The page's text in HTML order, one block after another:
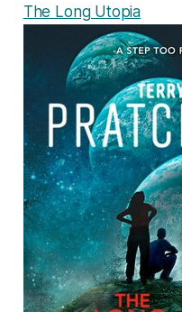
The Long Utopia